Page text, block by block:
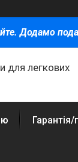
Додамо
для легкових